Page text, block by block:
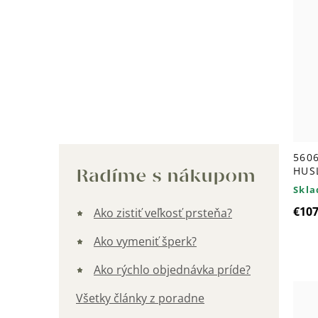
Radíme s nákupom
Ako zistiť veľkosť prsteňa?
Ako vymeniť šperk?
Ako rýchlo objednávka príde?
Všetky články z poradne
€107